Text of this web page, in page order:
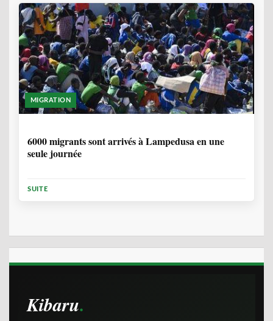
MIGRATION
6000 migrants sont arrivés à Lampedusa en une
seule journée
SUITE
Kibaru